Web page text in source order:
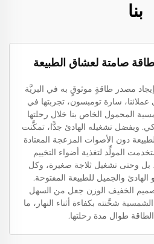
بنا
صامتة لعشاق الطبيعة
مصدر طاقةٍ موثوقٍ به في البريَّة
سارة تومبسون، تجربتها في
المحمول الخاص بنا خلال رحلتها
وبفضل تشغيله الهادئ جدًّا، تمكَّنت
دون الأصوات المزعجة المعتادة
المولِّد لتغذية أضواء التخييم
بل وحتى تشغيل ثلاجة صغيرة، وكل
والجميل للطبيعة المفتوحة.
الخفيف الوزن جعل من السهل
شحَّنته بكفاءة أثناء النهار، ما
طوال مدة رحلتها.